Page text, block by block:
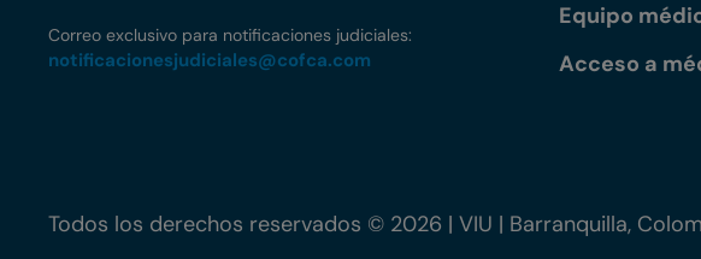
Correo exclusivo para notificaciones judiciales:
notificacionesjudiciales@cofca.com
Equipo
Acceso a
Todos los derechos reservados © 2026 | VIU | Barranquilla,